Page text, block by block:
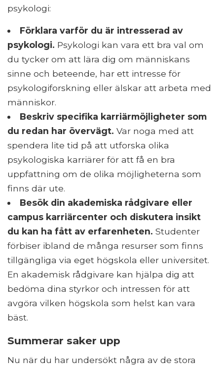
psykologi:
Förklara varför du är intresserad av
psykologi. Psykologi kan vara ett bra val om
du tycker om att lära dig om människans
sinne och beteende, har ett intresse för
psykologiforskning eller älskar att arbeta med
människor.
Beskriv specifika karriärmöjligheter som
du redan har övervägt. Var noga med att
spendera lite tid på att utforska olika
psykologiska karriärer för att få en bra
uppfattning om de olika möjligheterna som
finns där ute.
Besök din akademiska rådgivare eller
campus karriärcenter och diskutera insikt
du kan ha fått av erfarenheten. Studenter
förbiser ibland de många resurser som finns
tillgängliga via eget högskola eller universitet.
En akademisk rådgivare kan hjälpa dig att
bedöma dina styrkor och intressen för att
avgöra vilken högskola som helst kan vara
bäst.
Summerar saker upp
Nu när du har undersökt några av de stora